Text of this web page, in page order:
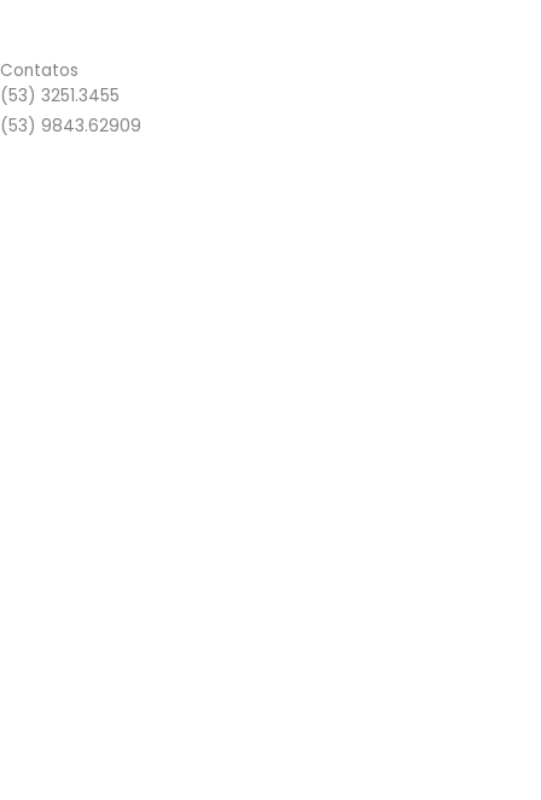
Contatos
(53) 3251.3455
(53) 9843.62909